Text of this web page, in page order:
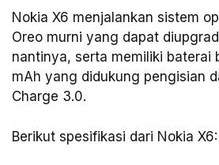
Nokia X6 menjalankan sistem
Oreo murni yang dapat
nantinya, serta memiliki baterai
mAh yang didukung pengisian
Charge 3.0.
Berikut spesifikasi dari Nokia X6: